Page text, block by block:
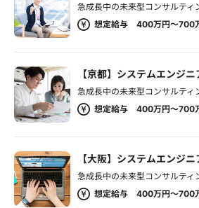
急成長中の未来型コンサルティ
想定給与 400万円～700
【京都】システムエンジ
急成長中の未来型コンサルティ
想定給与 400万円～700
【大阪】システムエンジ
急成長中の未来型コンサルティ
想定給与 400万円～700